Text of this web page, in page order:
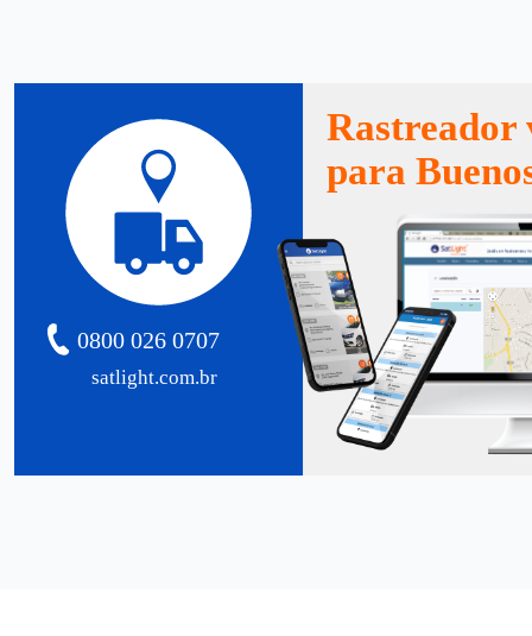
satlight.com.br
0800 026 0707
Rastreador
para